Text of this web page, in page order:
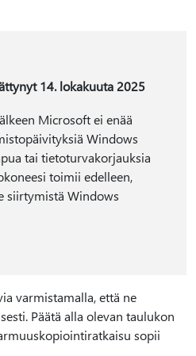
14. lokakuuta 2025
Microsoft ei enää
Windows
tai tietoturvakorjauksia
toimii edelleen,
siirtymistä Windows
varmistamalla, että ne
Päätä alla olevan taulukon
sopii